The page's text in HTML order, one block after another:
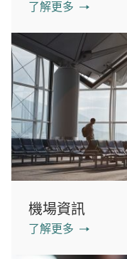
了解更多
機場資訊
了解更多